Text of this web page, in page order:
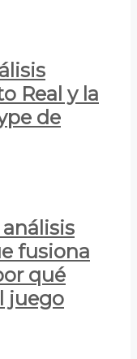
Real y la
de
fusiona
qué
juego